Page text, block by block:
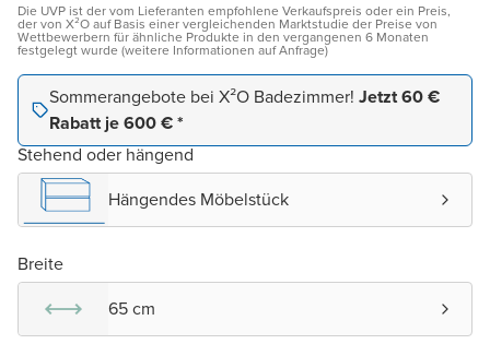
Die UVP ist der vom Lieferanten empfohlene Verkaufspreis oder ein Preis,
der von X²O auf Basis einer vergleichenden Marktstudie der Preise von
Wettbewerbern für ähnliche Produkte in den vergangenen 6 Monaten
festgelegt wurde (weitere Informationen auf Anfrage)
Sommerangebote bei X²O Badezimmer! Jetzt 60 €
Rabatt je 600 € *
Stehend oder hängend
Hängendes Möbelstück
Breite
65 cm